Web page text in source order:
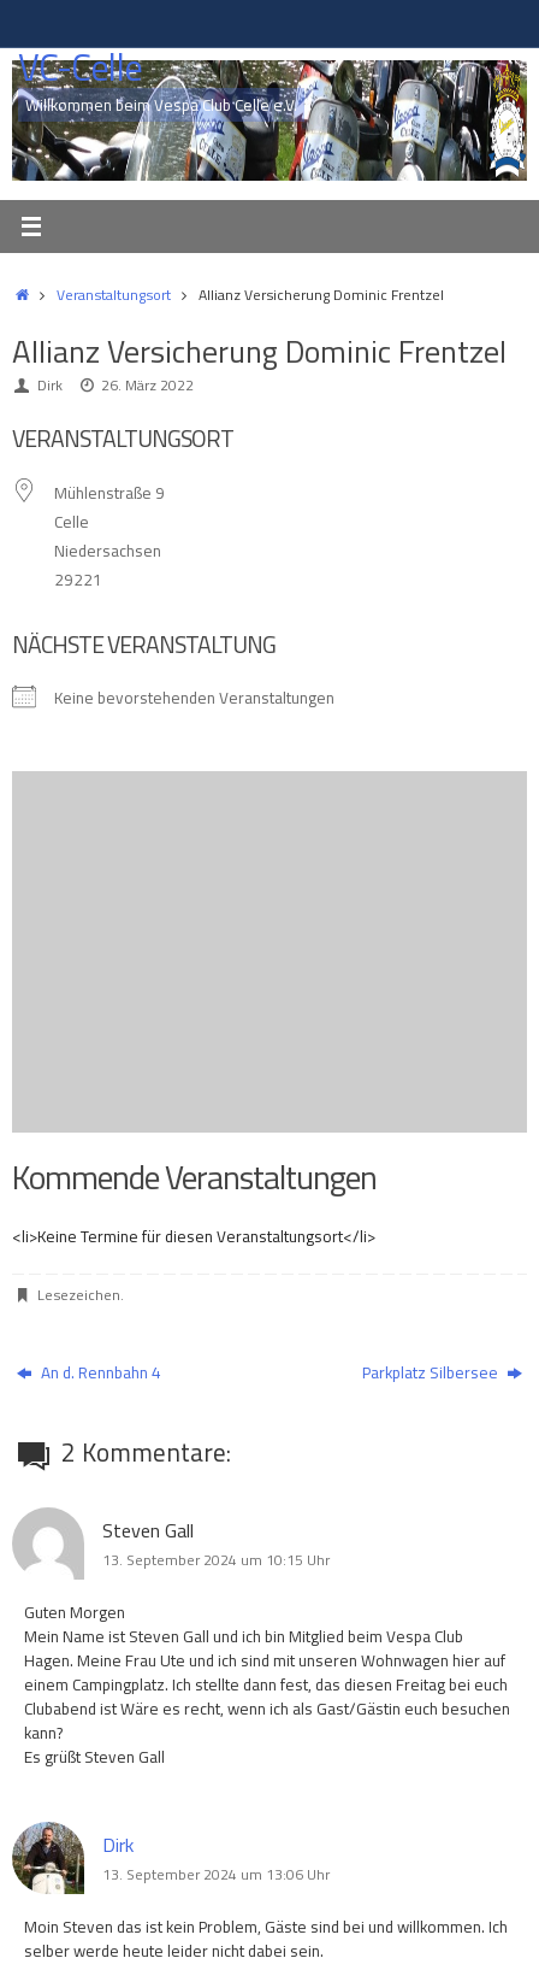
springen
VC-Celle
Willkommen beim Vespa Club Celle e.V.
StartVeranstaltungsort Allianz Versicherung Dominic Frentzel
Allianz Versicherung Dominic Frentzel
Dirk 26. März 2022
VERANSTALTUNGSORT
Mühlenstraße 9
Celle
Niedersachsen
29221
NÄCHSTE VERANSTALTUNG
Keine bevorstehenden Veranstaltungen
Kommende Veranstaltungen
<li>Keine Termine für diesen Veranstaltungsort</li>
Lesezeichen.
An d. Rennbahn 4 Parkplatz Silbersee
2 Kommentare:
Steven Gall
13. September 2024 um 10:15 Uhr
Guten Morgen
Mein Name ist Steven Gall und ich bin Mitglied beim Vespa Club
Hagen. Meine Frau Ute und ich sind mit unseren Wohnwagen hier auf
einem Campingplatz. Ich stellte dann fest, das diesen Freitag bei euch
Clubabend ist Wäre es recht, wenn ich als Gast/Gästin euch besuchen
kann?
Es grüßt Steven Gall
Dirk
13. September 2024 um 13:06 Uhr
Moin Steven das ist kein Problem, Gäste sind bei und willkommen. Ich
selber werde heute leider nicht dabei sein.